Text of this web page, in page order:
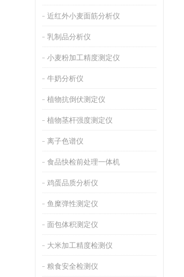
近红外小麦面筋分析仪
乳制品分析仪
小麦粉加工精度测定仪
牛奶分析仪
植物抗倒伏测定仪
植物茎杆强度测定仪
离子色谱仪
食品快检前处理一体机
鸡蛋品质分析仪
鱼糜弹性测定仪
面包体积测定仪
大米加工精度检测仪
粮食安全检测仪